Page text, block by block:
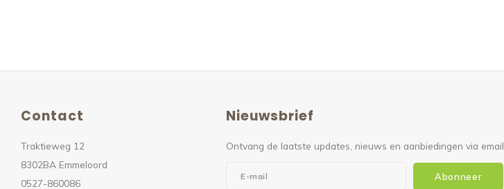
Contact
Traktieweg 12
8302BA Emmeloord
0527-860086
Nieuwsbrief
Ontvang de laatste updates, nieuws en aanbiedingen via email
Abonneer